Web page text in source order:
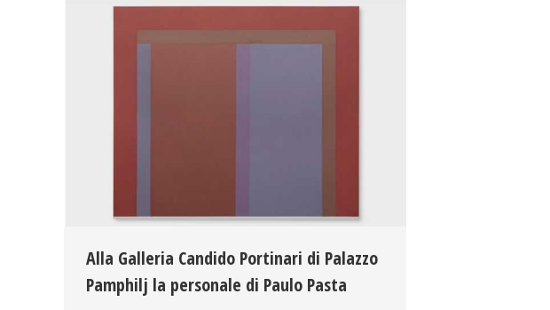
Alla Galleria Candido Portinari di Palazzo
Pamphilj la personale di Paulo Pasta